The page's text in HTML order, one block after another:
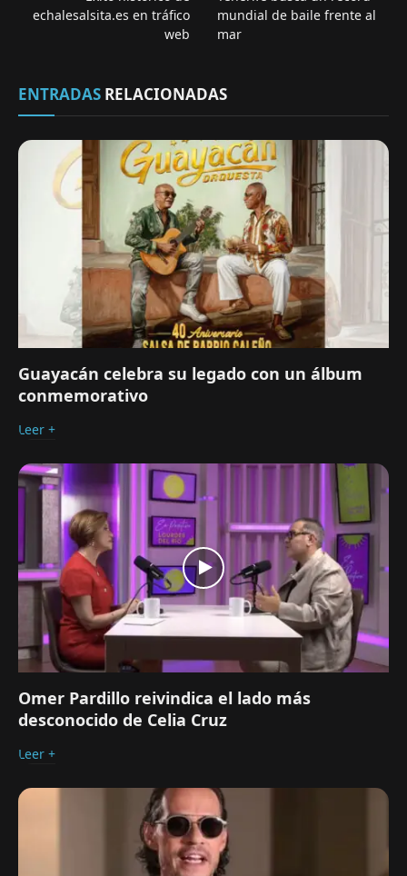
echalesalsita.es en tráfico
web
mundial de baile frente al
mar
ENTRADAS RELACIONADAS
Guayacán celebra su legado con un álbum
conmemorativo
Leer +
Omer Pardillo reivindica el lado más
desconocido de Celia Cruz
Leer +